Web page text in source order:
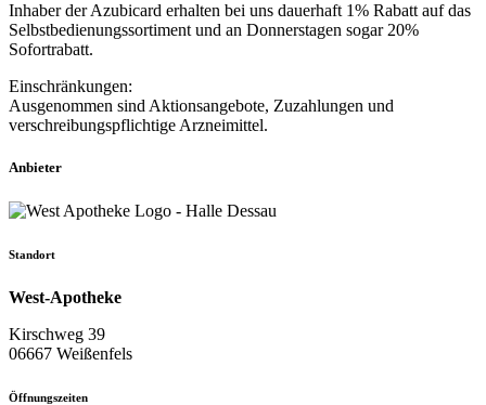
Inhaber der Azubicard erhalten bei uns dauerhaft 1% Rabatt auf das
Selbstbedienungssortiment und an Donnerstagen sogar 20%
Sofortrabatt.
Einschränkungen:
Ausgenommen sind Aktionsangebote, Zuzahlungen und
verschreibungspflichtige Arzneimittel.
Anbieter
Standort
West-Apotheke
Kirschweg 39
06667 Weißenfels
Öffnungszeiten